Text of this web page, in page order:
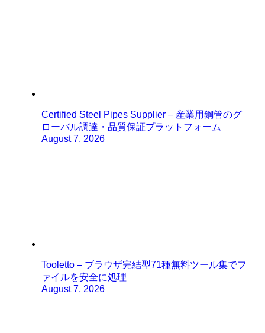
Certified Steel Pipes Supplier – 産業用鋼管のグ
ローバル調達・品質保証プラットフォーム
August 7, 2026
Tooletto – ブラウザ完結型71種無料ツール集でフ
ァイルを安全に処理
August 7, 2026